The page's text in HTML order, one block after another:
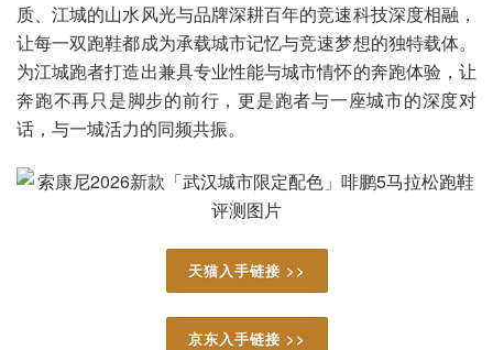
质、江城的山水风光与品牌深耕百年的竞速科技深度相融，
让每一双跑鞋都成为承载城市记忆与竞速梦想的独特载体。
为江城跑者打造出兼具专业性能与城市情怀的奔跑体验，让
奔跑不再只是脚步的前行，更是跑者与一座城市的深度对
话，与一城活力的同频共振。
天猫入手链接 >>
京东入手链接 >>